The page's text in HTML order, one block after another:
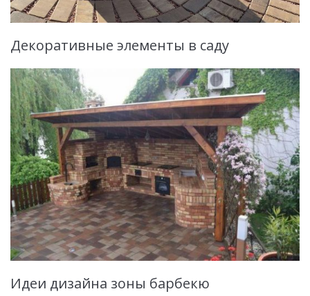
Декоративные элементы в саду
Идеи дизайна зоны барбекю